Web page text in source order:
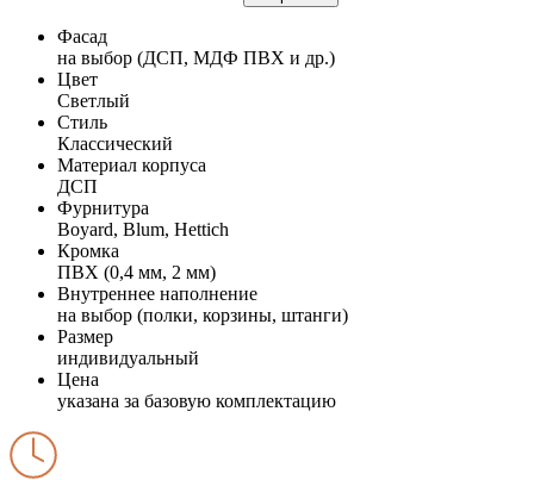
Фасад
на выбор (ДСП, МДФ ПВХ и др.)
Цвет
Светлый
Стиль
Классический
Материал корпуса
ДСП
Фурнитура
Boyard, Blum, Hettich
Кромка
ПВХ (0,4 мм, 2 мм)
Внутреннее наполнение
на выбор (полки, корзины, штанги)
Размер
индивидуальный
Цена
указана за базовую комплектацию